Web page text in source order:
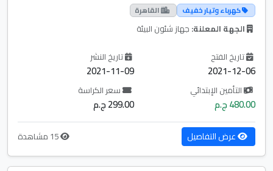
كهرباء وتيار خفيف القاهرة
الجهة المعلنة: جهاز شئون البيئة
تاريخ الفتح
2021-12-06
تاريخ النشر
2021-11-09
التأمين الإبتدائي
480.00 ج.م
سعر الكراسة
299.00 ج.م
عرض التفاصيل